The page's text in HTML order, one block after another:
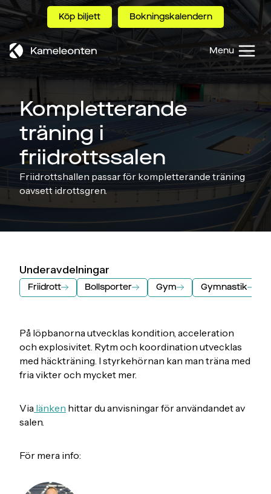
Skip
to
Köp biljett Bokningskalendern
Menu
Kompletterande
träning i
friidrottssalen
Friidrottshallen passar för kompletterande träning
oavsett idrottsgren.
Underavdelningar
Friidrott Bollsporter Gym Gymnastik
På löpbanorna utvecklas kondition, acceleration
och explosivitet. Rytm och koordination utvecklas
med häckträning. I styrkehörnan kan man träna med
fria vikter och mycket mer.
Via länken hittar du anvisningar för användandet av
salen.
För mera info: